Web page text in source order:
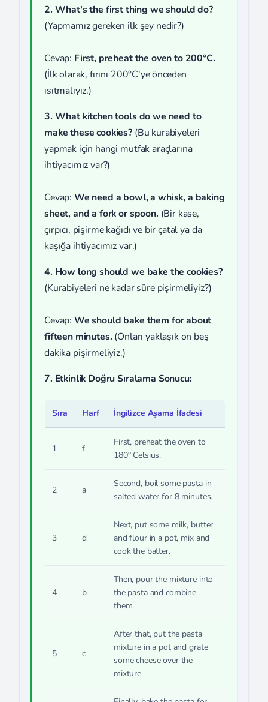
2. What's the first thing we should do?
(Yapmamız gereken ilk şey nedir?)
Cevap: First, preheat the oven to 200°C.
(İlk olarak, fırını 200°C'ye önceden
ısıtmalıyız.)
3. What kitchen tools do we need to
make these cookies? (Bu kurabiyeleri
yapmak için hangi mutfak araçlarına
ihtiyacımız var?)
Cevap: We need a bowl, a whisk, a baking
sheet, and a fork or spoon. (Bir kase,
çırpıcı, pişirme kağıdı ve bir çatal ya da
kaşığa ihtiyacımız var.)
4. How long should we bake the cookies?
(Kurabiyeleri ne kadar süre pişirmeliyiz?)
Cevap: We should bake them for about
fifteen minutes. (Onları yaklaşık on beş
dakika pişirmeliyiz.)
7. Etkinlik Doğru Sıralama Sonucu:
Sıra Harf İngilizce Aşama İfadesi
1 f
First, preheat the oven to
180° Celsius.
2 a
Second, boil some pasta in
salted water for 8 minutes.
3 d
Next, put some milk, butter
and flour in a pot, mix and
cook the batter.
4 b
Then, pour the mixture into
the pasta and combine
them.
5 c
After that, put the pasta
mixture in a pot and grate
some cheese over the
mixture.